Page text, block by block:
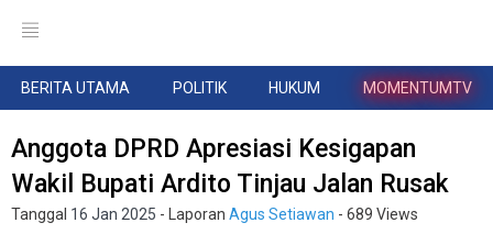
BERITA UTAMA POLITIK HUKUM MOMENTUMTV
Anggota DPRD Apresiasi Kesigapan
Wakil Bupati Ardito Tinjau Jalan Rusak
Tanggal 16 Jan 2025 - Laporan Agus Setiawan - 689 Views